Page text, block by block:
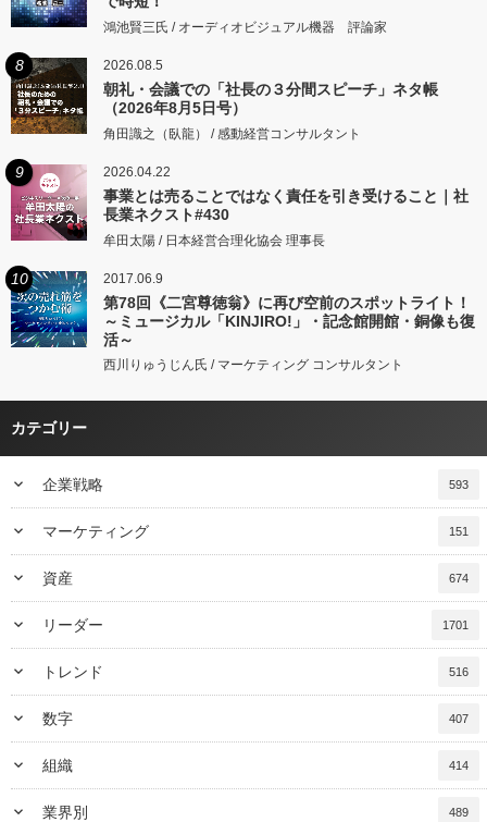
鴻池賢三氏 / オーディオビジュアル機器 評論家
8 2026.08.5
朝礼・会議での「社長の３分間スピーチ」ネタ帳
（2026年8月5日号）
角田識之（臥龍） / 感動経営コンサルタント
9 2026.04.22
事業とは売ることではなく責任を引き受けること｜社
長業ネクスト#430
牟田太陽 / 日本経営合理化協会 理事長
10 2017.06.9
第78回《二宮尊徳翁》に再び空前のスポットライト！
～ミュージカル「KINJIRO!」・記念館開館・銅像も復
活～
西川りゅうじん氏 / マーケティング コンサルタント
カテゴリー
keyboard_arrow_down 企業戦略 593
keyboard_arrow_down マーケティング 151
keyboard_arrow_down 資産 674
keyboard_arrow_down リーダー 1701
keyboard_arrow_down トレンド 516
keyboard_arrow_down 数字 407
keyboard_arrow_down 組織 414
keyboard_arrow_down 業界別 489